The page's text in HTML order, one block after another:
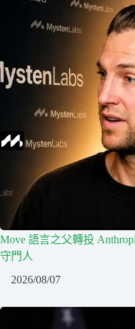
Move 語言之父轉投
守門人
2026/08/07